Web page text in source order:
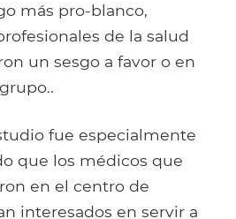
más pro-blanco,
de la salud
un sesgo a favor o en
fue especialmente
que los médicos que
en el centro de
interesados ​​en servir a